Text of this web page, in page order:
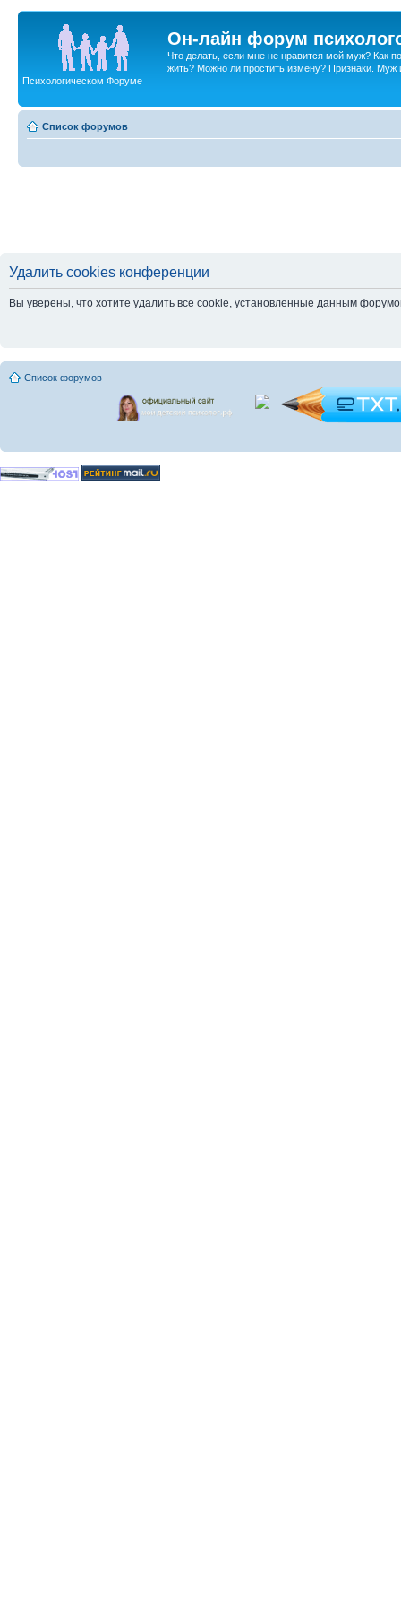
Он-лайн форум
Что делать, если мне не нравится мой муж? Как
жить? Можно ли простить измену? Признаки. Муж
Психологическом Форуме
Список форумов
Удалить cookies конференции
Вы уверены, что хотите удалить все cookie, установленные данным
Список форумов